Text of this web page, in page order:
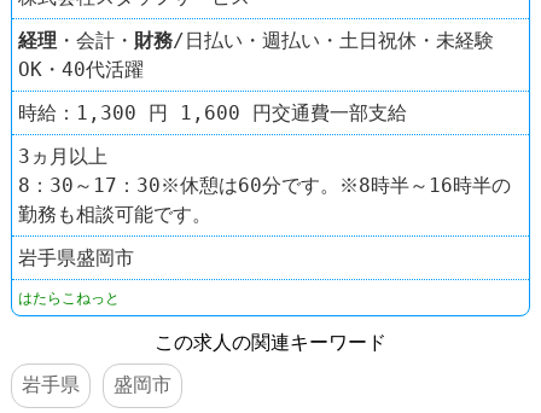
経理 ・会計・ 財務/日払い・週払い・土日祝休・未経験
OK・40代活躍
時給：1,300 円 1,600 円交通費一部支給
3ヵ月以上
8：30～17：30※休憩は60分です。※8時半～16時半の
勤務も相談可能です。
岩手県盛岡市
はたらこねっと
この求人の関連キーワード
岩手県
盛岡市